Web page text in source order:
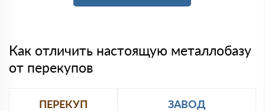
Как отличить настоящую металлобазу
от перекупов
ПЕРЕКУП ЗАВОД